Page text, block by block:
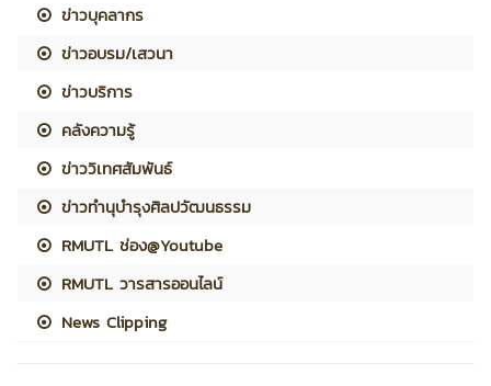
ข่าวบุคลากร
ข่าวอบรม/เสวนา
ข่าวบริการ
คลังความรู้
ข่าววิเทศสัมพันธ์
ข่าวทำนุบำรุงศิลปวัฒนธรรม
RMUTL ช่อง@Youtube
RMUTL วารสารออนไลน์
News Clipping